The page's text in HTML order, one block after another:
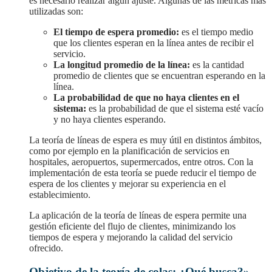
utilizadas son:
El tiempo de espera promedio: es el tiempo medio
que los clientes esperan en la línea antes de recibir el
servicio.
La longitud promedio de la línea: es la cantidad
promedio de clientes que se encuentran esperando en la
línea.
La probabilidad de que no haya clientes en el
sistema: es la probabilidad de que el sistema esté vacío
y no haya clientes esperando.
La teoría de líneas de espera es muy útil en distintos ámbitos,
como por ejemplo en la planificación de servicios en
hospitales, aeropuertos, supermercados, entre otros. Con la
implementación de esta teoría se puede reducir el tiempo de
espera de los clientes y mejorar su experiencia en el
establecimiento.
La aplicación de la teoría de líneas de espera permite una
gestión eficiente del flujo de clientes, minimizando los
tiempos de espera y mejorando la calidad del servicio
ofrecido.